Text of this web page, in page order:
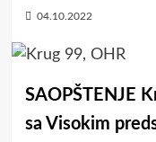
04.10.2022
SAOPŠTENJE
sa Visokim